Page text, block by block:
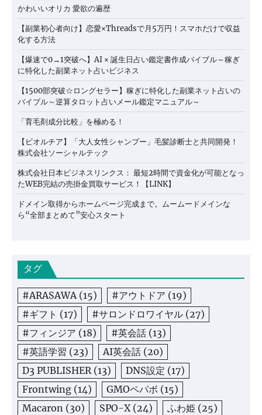
かわいいオリカ 愛欲の遍歴
【副業初心者向け】恋愛×Threadsで月5万円！スマホだけで収益
化する方法
【爆速で0→1突破へ】AI × 誕生日占い鑑定書作成バイブル～稼ぎ
に特化した副業ネット占いビジネス
【1500部突破☆ロングセラー】稼ぎに特化した副業ネット占いの
バイブル～逆算タロット占いメール鑑定マニュアル～
「育毛剤成分比較」を極める！
【ビオルチア】「大人女性シャンプー」毛髪診断士と共同開発！
株式会社ソーシャルテック
株式会社日本ビジネスリンクス： 最短2時間で資金化が可能となっ
たWEB完結の売掛金買取サービス！【LINK】
ドメイン取得からホームページ完成まで。ムームードメインな
ら“全部まとめて”安心スタート
タグ
#ARASAWA(15) #アウトドア (19)
#ギフト (17) #サロンドロワイヤル (27)
#フィンジア (18) #英会話 (13)
#英語学習 (23) AI英会話 (20)
D3 PUBLISHER(13) DNS設定 (17)
Frontwing (14) GMOペパボ (15)
Macaron (30) SPO-X(24) ふわ姫 (25)